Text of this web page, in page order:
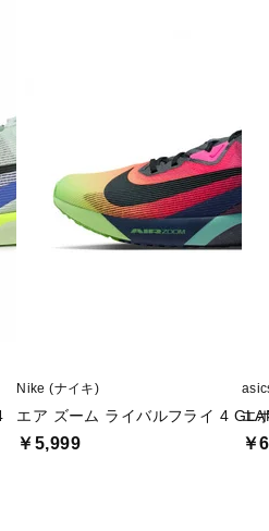
Nike (ナイキ)
エア ズーム ライバルフライ 4
￥5,999
エ
￥